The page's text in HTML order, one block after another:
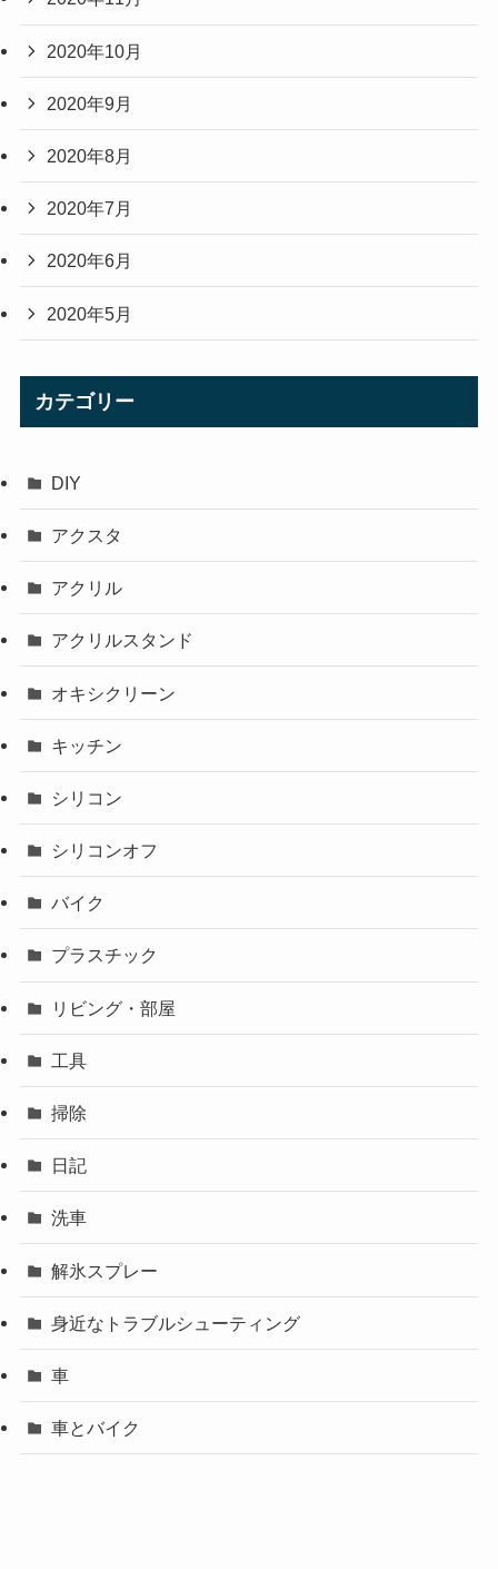
2020年10月
2020年9月
2020年8月
2020年7月
2020年6月
2020年5月
カテゴリー
DIY
アクスタ
アクリル
アクリルスタンド
オキシクリーン
キッチン
シリコン
シリコンオフ
バイク
プラスチック
リビング・部屋
工具
掃除
日記
洗車
解氷スプレー
身近なトラブルシューティング
車
車とバイク